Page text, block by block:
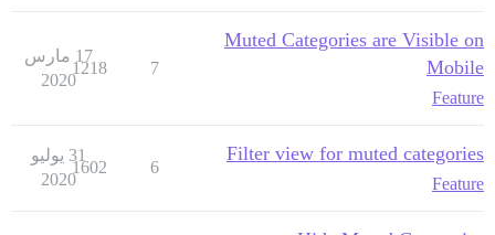
Muted Categories are Visible on
Mobile
Feature
7
1218
17 مارس
2020
Filter view for muted categories
Feature
6
1602
31 يوليو
2020